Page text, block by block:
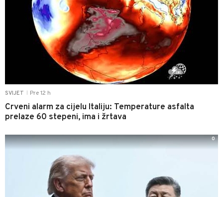
SVIJET Pre 12 h
Crveni alarm za cijelu Italiju: Temperature asfalta
prelaze 60 stepeni, ima i žrtava
0